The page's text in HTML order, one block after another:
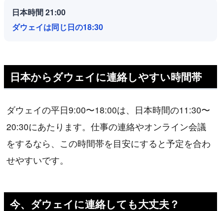
日本時間 21:00
ダウェイは同じ日の18:30
日本からダウェイに連絡しやすい時間帯
ダウェイの平日9:00〜18:00は、日本時間の11:30〜
20:30にあたります。仕事の連絡やオンライン会議
をするなら、この時間帯を目安にすると予定を合わ
せやすいです。
今、ダウェイに連絡しても大丈夫？